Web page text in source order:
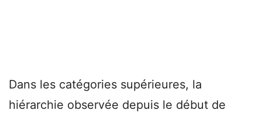
Dans les catégories supérieures, la
hiérarchie observée depuis le début de